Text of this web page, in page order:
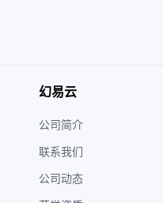
幻易云
公司简介
联系我们
公司动态